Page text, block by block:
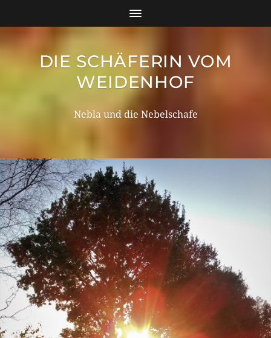
DIE SCHÄFERIN VOM
WEIDENHOF
Nebla und die Nebelschafe